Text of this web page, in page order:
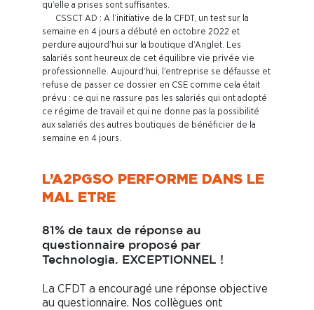
qu’elle a prises sont suffisantes.
CSSCT AD : A l’initiative de la CFDT, un test sur la
semaine en 4 jours a débuté en octobre 2022 et
perdure aujourd’hui sur la boutique d’Anglet. Les
salariés sont heureux de cet équilibre vie privée vie
professionnelle. Aujourd’hui, l’entreprise se défausse et
refuse de passer ce dossier en CSE comme cela était
prévu : ce qui ne rassure pas les salariés qui ont adopté
ce régime de travail et qui ne donne pas la possibilité
aux salariés des autres boutiques de bénéficier de la
semaine en 4 jours.
L’A2PGSO PERFORME DANS LE
MAL ETRE
81% de taux de réponse au
questionnaire proposé par
Technologia. EXCEPTIONNEL !
La CFDT a encouragé une réponse objective
au questionnaire. Nos collègues ont